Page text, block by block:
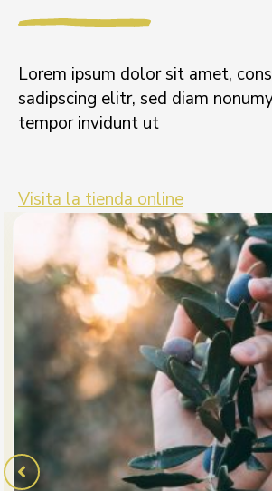
Lorem ipsum dolor sit amet,
sadipscing elitr, sed diam
tempor invidunt ut
Visita la tienda online